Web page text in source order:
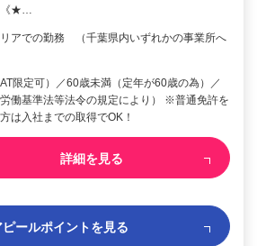
★…
アでの勤務 （千葉県内いずれかの事業所へ
限定可）／60歳未満（定年が60歳の為）／
働基準法等法令の規定により） ※普通免許を
は入社までの取得でOK！
詳細を見る
ールポイントを見る